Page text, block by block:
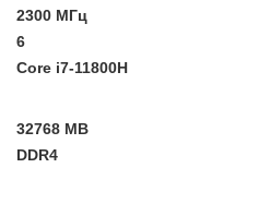
2300 МГц
6
Core i7-11800H
32768 MB
DDR4